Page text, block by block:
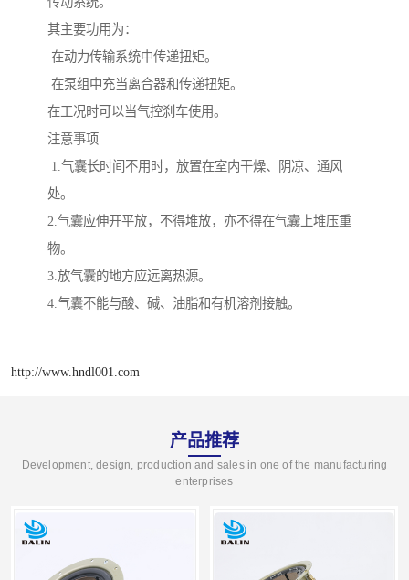
其主要功用为：
在动力传输系统中传递扭矩。
在泵组中充当离合器和传递扭矩。
在工况时可以当气控刹车使用。
注意事项
1.气囊长时间不用时，放置在室内干燥、阴凉、通风
处。
2.气囊应伸开平放，不得堆放，亦不得在气囊上堆压重
物。
3.放气囊的地方应远离热源。
4.气囊不能与酸、碱、油脂和有机溶剂接触。
http://www.hndl001.com
产品推荐
Development, design, production and sales in one of the manufacturing
enterprises